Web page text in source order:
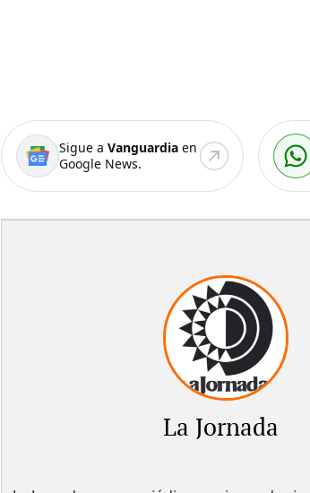
Sigue a Vanguardiaen
Google News.
La Jornada